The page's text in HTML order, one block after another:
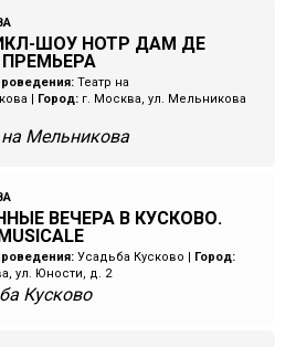
ШОУ НОТР ДАМ ДЕ
Театр на
Город: г. Москва, ул. Мельникова
на Мельникова
ВЕЧЕРА В КУСКОВО.
Усадьба Кусково
Город:
ул. Юности, д. 2
Кусково